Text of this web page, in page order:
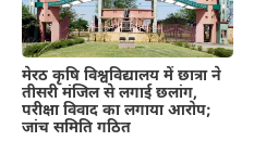
मेरठ कृषि विश्वविद्यालय में छात्रा ने
तीसरी मंजिल से लगाई छलांग,
परीक्षा विवाद का लगाया आरोप;
जांच समिति गठित